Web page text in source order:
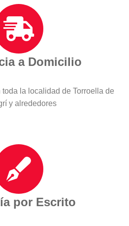
a Domicilio
la localidad de Torroella de
y alrededores
por Escrito